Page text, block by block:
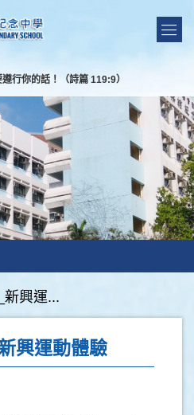
行你的話！（詩篇 119:9）
新興運...
興運動體驗